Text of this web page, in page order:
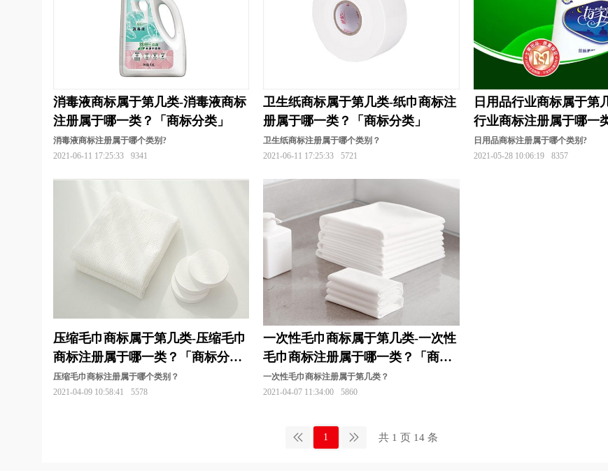
消毒液商标属于第几类-消毒液商标
注册属于哪一类？「商标分类」
消毒液商标注册属于哪个类别?
2021-06-11 17:25:33 9341
卫生纸商标属于第几类-纸巾商标注
册属于哪一类？「商标分类」
卫生纸商标注册属于哪个类别？
2021-06-11 17:25:33 5721
日用品行业商标属于第
行业商标注册属于哪一
分类」
日用品商标注册属于哪个类别?
2021-05-28 10:06:19 8357
压缩毛巾商标属于第几类-压缩毛巾
商标注册属于哪一类？「商标分
类」”
压缩毛巾商标注册属于哪个类别？
2021-04-09 10:58:41 5578
一次性毛巾商标属于第几类-一次性
毛巾商标注册属于哪一类？「商标
分类」
一次性毛巾商标注册属于第几类？
2021-04-07 11:34:00 5860
1 共 1 页 14 条